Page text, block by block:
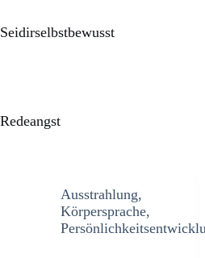
Seidirselbstbewusst
Redeangst
Ausstrahlung,
Körpersprache,